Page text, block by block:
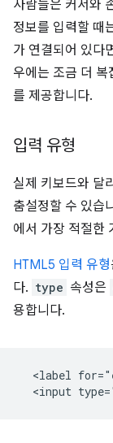
사람들은 커서와
정보를 입력할 때
가 연결되어 있다
우에는 조금 더
를 제공합니다.
입력 유형
실제 키보드와 달
춤설정할 수 있습
에서 가장 적절한
HTML5 입력 유형
다. type 속성은
용합니다.
<label